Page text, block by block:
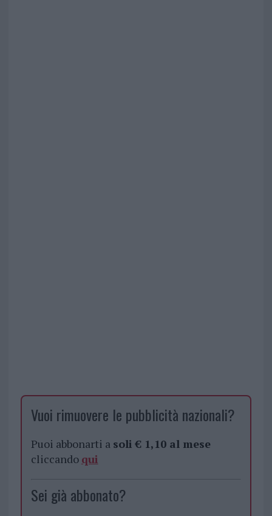
Vuoi rimuovere le pubblicità nazionali?
Puoi abbonarti a soli € 1,10 al mese
cliccando qui
Sei già abbonato?